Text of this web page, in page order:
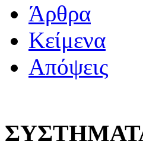
Άρθρα
Κείμενα
Απόψεις